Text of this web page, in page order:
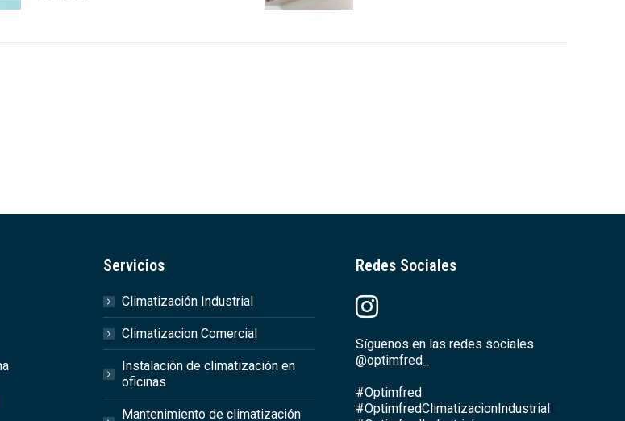
Servicios
Climatización Industrial
Climatizacion Comercial
Instalación de climatización en
oficinas
Mantenimiento de climatización
Redes Sociales
Síguenos en las redes sociales
@optimfred_
#Optimfred
#OptimfredClimatizacionIndustrial